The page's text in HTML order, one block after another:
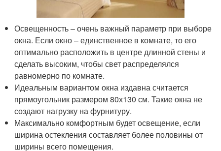
Освещенность – очень важный параметр при выборе
окна. Если окно – единственное в комнате, то его
оптимально расположить в центре длинной стены и
сделать высоким, чтобы свет распределялся
равномерно по комнате.
Идеальным вариантом окна издавна считается
прямоугольник размером 80х130 см. Такие окна не
создают нагрузку на фурнитуру.
Максимально комфортным будет освещение, если
ширина остекления составляет более половины от
ширины всего помещения.